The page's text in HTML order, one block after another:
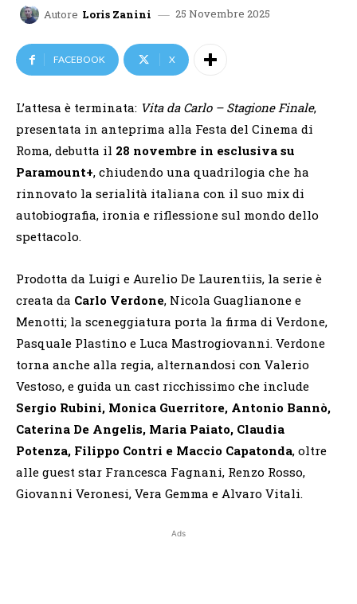
Autore Loris Zanini 25 Novembre 2025
FACEBOOK X
L’attesa è terminata: Vita da Carlo – Stagione Finale,
presentata in anteprima alla Festa del Cinema di
Roma, debutta il 28 novembre in esclusiva su
Paramount+, chiudendo una quadrilogia che ha
rinnovato la serialità italiana con il suo mix di
autobiografia, ironia e riflessione sul mondo dello
spettacolo.
Prodotta da Luigi e Aurelio De Laurentiis, la serie è
creata da Carlo Verdone, Nicola Guaglianone e
Menotti; la sceneggiatura porta la firma di Verdone,
Pasquale Plastino e Luca Mastrogiovanni. Verdone
torna anche alla regia, alternandosi con Valerio
Vestoso, e guida un cast ricchissimo che include
Sergio Rubini, Monica Guerritore, Antonio Bannò,
Caterina De Angelis, Maria Paiato, Claudia
Potenza, Filippo Contri e Maccio Capatonda, oltre
alle guest star Francesca Fagnani, Renzo Rosso,
Giovanni Veronesi, Vera Gemma e Alvaro Vitali.
Ads